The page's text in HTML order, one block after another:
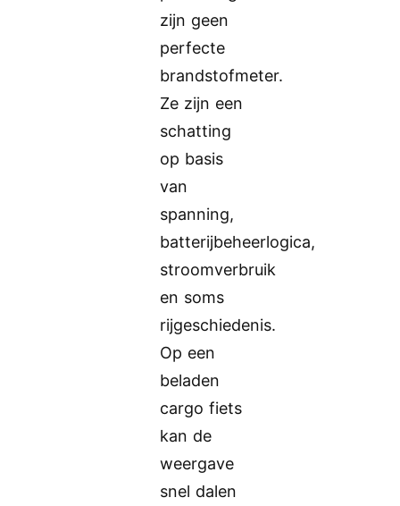
zijn geen
perfecte
brandstofmeter.
Ze zijn een
schatting
op basis
van
spanning,
batterijbeheerlogica,
stroomverbruik
en soms
rijgeschiedenis.
Op een
beladen
cargo fiets
kan de
weergave
snel dalen